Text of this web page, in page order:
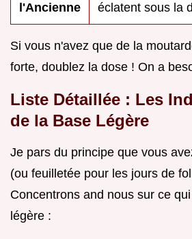
l'Ancienne
éclatent sous la
Si vous n'avez que de la
forte, doublez la dose ! On a
Liste Détaillée : Les
de la Base Légère
Je pars du principe que vous
(ou feuilletée pour les jours de
Concentrons and nous sur ce
légère :